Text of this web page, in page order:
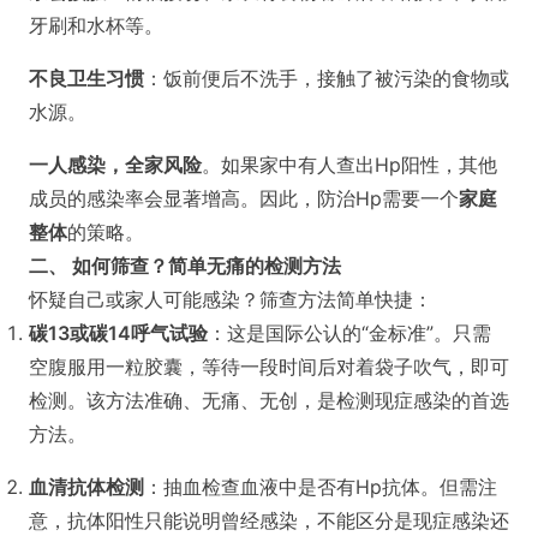
牙刷和水杯等。
不良卫生习惯 ：饭前便后不洗手，接触了被污染的食物或
水源。
一人感染，全家风险。如果家中有人查出Hp阳性，其他
成员的感染率会显著增高。因此，防治Hp需要一个家庭
整体的策略。
二、 如何筛查？简单无痛的检测方法
怀疑自己或家人可能感染？筛查方法简单快捷：
碳13或碳14呼气试验 ：这是国际公认的“金标准”。只需
空腹服用一粒胶囊，等待一段时间后对着袋子吹气，即可
检测。该方法准确、无痛、无创，是检测现症感染的首选
方法。
血清抗体检测 ：抽血检查血液中是否有Hp抗体。但需注
意，抗体阳性只能说明曾经感染，不能区分是现症感染还